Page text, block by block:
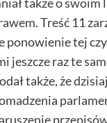
Treść 11
tej
jeszcze raz te
także, że